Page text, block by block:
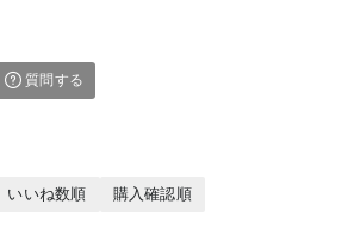
質問する
いいね数順
購入確認順